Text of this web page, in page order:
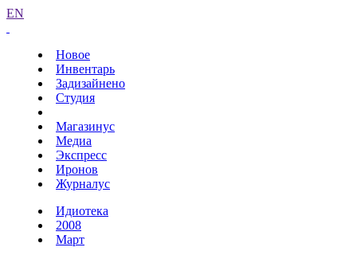
EN
Новое
Инвентарь
Задизайнено
Студия
Магазинус
Медиа
Экспресс
Иронов
Журналус
Идиотека
2008
Март